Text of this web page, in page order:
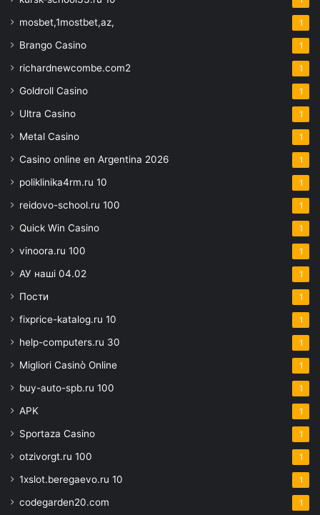
mosbet,1mostbet,az, 1
Brango Casino 1
richardnewcombe.com2 1
Goldroll Casino 1
Ultra Casino 1
Metal Casino 1
Casino online en Argentina 2026 1
poliklinika4rm.ru 10 1
reidovo-school.ru 100 1
Quick Win Casino 1
vinoora.ru 100 1
АУ наші 04.02 1
Пости 1
fixprice-katalog.ru 10 1
help-computers.ru 30 1
Migliori Casinò Online 1
buy-auto-spb.ru 100 1
APK 1
Sportaza Casino 1
otzivorgt.ru 100 1
1xslot.beregaevo.ru 10 1
codegarden20.com 1